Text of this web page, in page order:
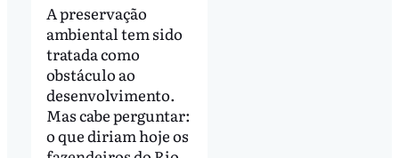
A preservação
ambiental tem sido
tratada como
obstáculo ao
desenvolvimento.
Mas cabe perguntar:
o que diriam hoje os